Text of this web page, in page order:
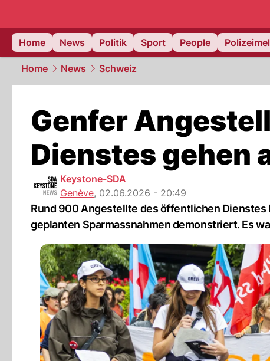
Home
News Politik Sport People
Home News Schweiz
Genfer
Dienstes gehen
Keystone-SDA
Genève, 02.06.2026 - 20:49
Rund 900 Angestellte des öffentlichen Dienstes
geplanten Sparmassnahmen demonstriert. Es